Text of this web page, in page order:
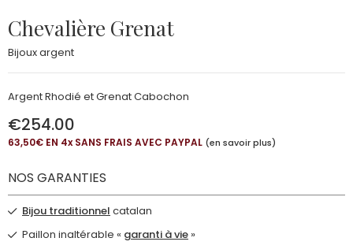
Chevalière Grenat
Bijoux argent
Argent Rhodié et Grenat Cabochon
€254.00
63,50€ EN 4xSANS FRAIS AVEC PAYPAL (en savoir plus)
NOS GARANTIES
Bijou traditionnel catalan
Paillon inaltérable « garanti à vie »